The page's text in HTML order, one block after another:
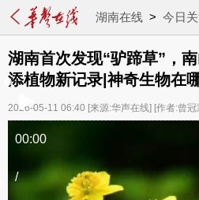
湖南在线> 今日
湖南首次发现“驴蹄草”，
添植物新记录|神奇生物在
2026-05-11 06:40 [来源:华声在线] [作者:曾冠
00:00
/